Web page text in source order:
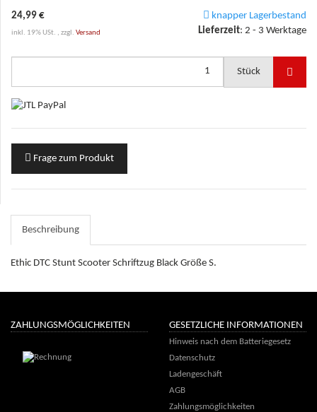
24,99 €
inkl. 19% USt. , zzgl. Versand
knapper Lagerbestand
Lieferzeit: 2 - 3 Werktage
Stück
Frage zum Produkt
Beschreibung
Ethic DTC Stunt Scooter Schriftzug Black Größe S.
ZAHLUNGSMÖGLICHKEITEN GESETZLICHE INFORMATIONEN
Hinweis nach dem Batteriegesetz
Datenschutz
Ladengeschäft
AGB
Zahlungsmöglichkeiten